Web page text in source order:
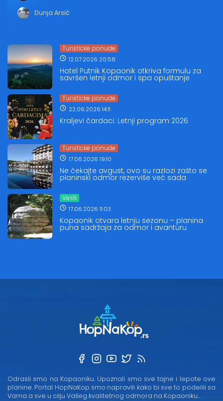
Dunja Arsić
Turisticke ponude
12.07.2026 20:58
Hotel Putnik Kopaonik otkriva formulu za
savršen letnji odmor i spa opuštanje
Turisticke ponude
22.06.2026 14:11
Kraljevi čardaci: Letnji program 2026
Turisticke ponude
17.06.2026 19:10
Ne čekajte avgust, ovo su razlozi zašto se
planinski odmor rezerviše već sada
Vesti
17.06.2026 11:03
Kopaonik otvara letnju sezonu – planina
puna sadržaja za odmor i avanturu
Odrasli smo na Kopaoniku. Upoznali smo sve tajne i lepote ove
planine. Portal HopNaKop smo napravili kako bi sve to podelili sa
Vama a sve u cilju Vašeg kvalitetnog odmora na Kopaoniku...